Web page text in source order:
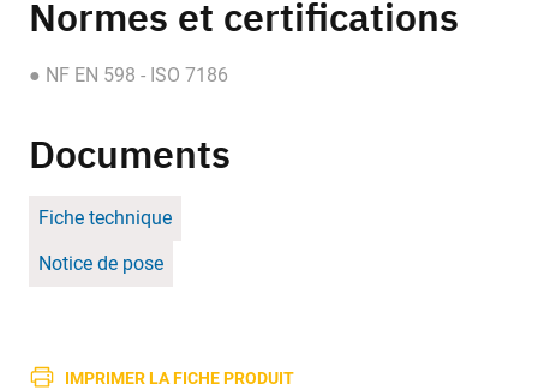
Normes et certifications
● NF EN 598 - ISO 7186
Documents
Fiche technique
Notice de pose
IMPRIMER LA FICHE PRODUIT